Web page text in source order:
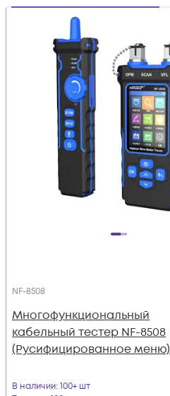
NF-8508
Многофункциональный
кабельный тестер NF-8508
(Русифицированное меню)
В наличии: 100+ шт